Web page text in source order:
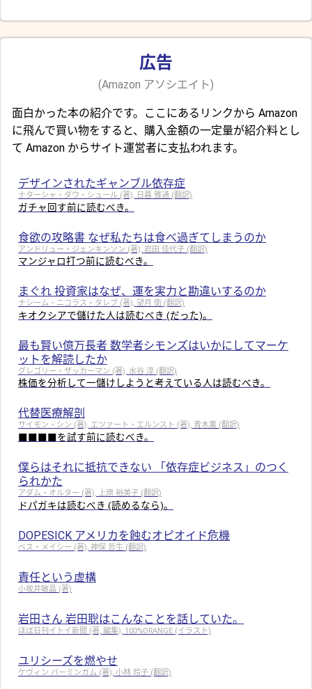
広告
(Amazon アソシエイト)
面白かった本の紹介です。ここにあるリンクから Amazon
に飛んで買い物をすると、購入金額の一定量が紹介料とし
て Amazon からサイト運営者に支払われます。
デザインされたギャンブル依存症
ナターシャ・ダウ・シュール (著), 日暮 雅通 (翻訳)
ガチャ回す前に読むべき。
食欲の攻略書 なぜ私たちは食べ過ぎてしまうのか
アンドリュー・ジェンキンソン (著), 岩田 佳代子 (翻訳)
マンジャロ打つ前に読むべき。
まぐれ 投資家はなぜ、運を実力と勘違いするのか
ナシーム・ニコラス・タレブ (著), 望月 衛 (翻訳)
キオクシアで儲けた人は読むべき (だった)。
最も賢い億万長者 数学者シモンズはいかにしてマーケ
ットを解読したか
グレゴリー・ザッカーマン (著), 水谷 淳 (翻訳)
株価を分析して一儲けしようと考えている人は読むべき。
代替医療解剖
サイモン・シン (著), エツァート・エルンスト (著), 青木薫 (翻訳)
■■■■を試す前に読むべき。
僕らはそれに抵抗できない 「依存症ビジネス」のつく
られかた
アダム・オルター (著), 上原 裕美子 (翻訳)
ドパガキは読むべき (読めるなら)。
DOPESICK アメリカを蝕むオピオイド危機
ベス・メイシー (著), 神保 哲生 (翻訳)
責任という虚構
小坂井敏晶 (著)
岩田さん 岩田聡はこんなことを話していた。
ほぼ日刊イトイ新聞 (著, 編集), 100%ORANGE (イラスト)
ユリシーズを燃やせ
ケヴィン バーミンガム (著), 小林 玲子 (翻訳)